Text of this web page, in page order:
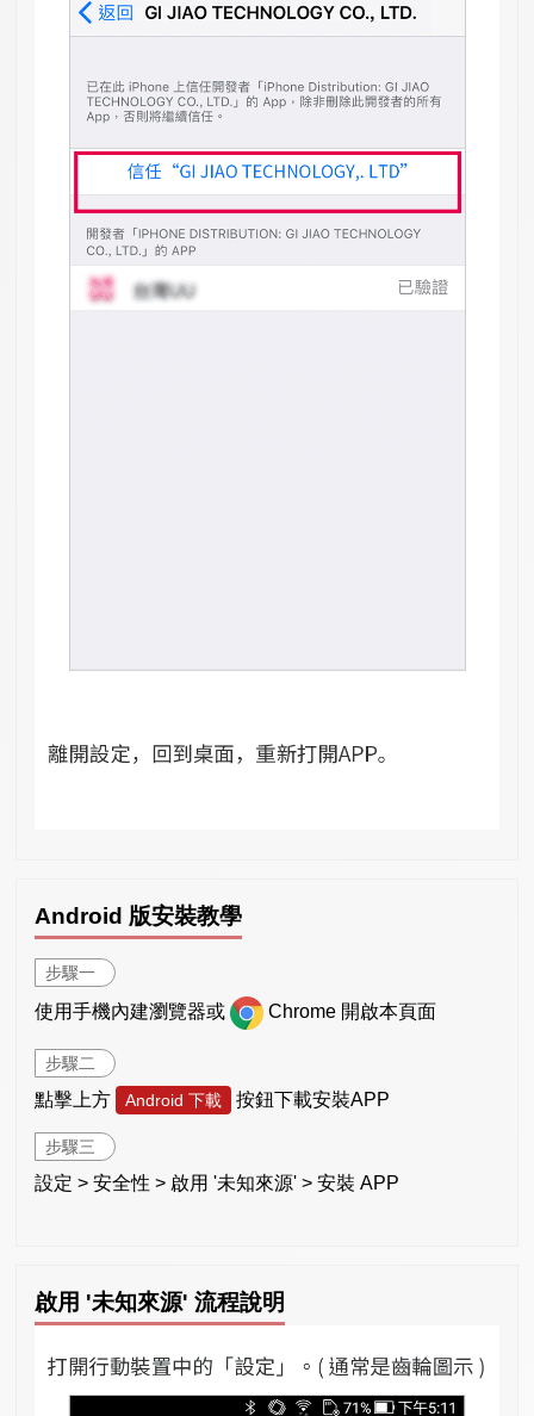
Android 版安裝教學
步驟一
使用手機內建瀏覽器或 Chrome 開啟本頁面
步驟二
點擊上方 Android 下載 按鈕下載安裝APP
步驟三
設定 > 安全性 > 啟用 '未知來源' > 安裝 APP
啟用 '未知來源' 流程說明